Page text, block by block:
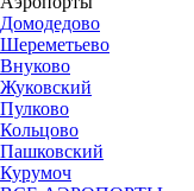
Домодедово
Шереметьево
Внуково
Жуковский
Пулково
Кольцово
Пашковский
Курумоч